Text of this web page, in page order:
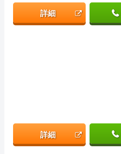
詳細
詳細